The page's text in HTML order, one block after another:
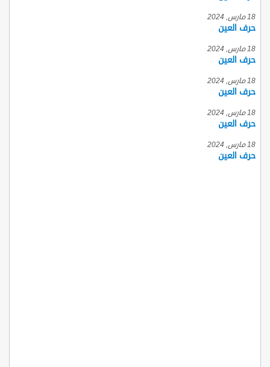
18 مارس, 2024
حرف العين
18 مارس, 2024
حرف العين
18 مارس, 2024
حرف العين
18 مارس, 2024
حرف العين
18 مارس, 2024
حرف العين